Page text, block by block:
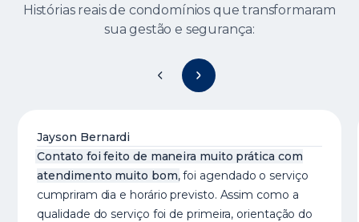
Histórias reais de condomínios que transformaram
sua gestão e segurança:
Jayson Bernardi
Contato foi feito de maneira muito prática com
atendimento muito bom, foi agendado o serviço
cumpriram dia e horário previsto. Assim como a
qualidade do serviço foi de primeira, orientação do